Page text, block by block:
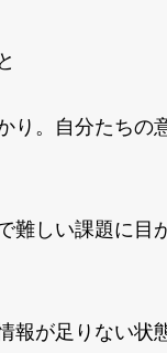
り。自分たちの
難しい課題に目
報が足りない状